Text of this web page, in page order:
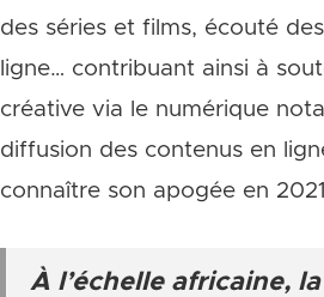
des séries et films, écouté
ligne… contribuant ainsi à
créative via le numérique
diffusion des contenus en
connaître son apogée en
À l’échelle africaine,